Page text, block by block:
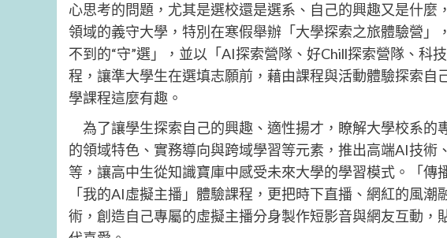
心思考的問題，尤其是選校還是選系、自己的興趣又是什麼
領域的義守大學，特別在寒假舉辦「大學探索之旅體驗營」
不到的“守”選」，並以「AI探索營隊、好Chill探索營隊、科
程，讓準大學生在選填志願前，藉由課程與活動體驗探索自
學課程這麼有趣。
為了讓學生探索自己的興趣、適性揚才，瞭解大學校系的
的領域特色、實務導向與跨域學習等元素，推出高端AI技術
等，讓高中生從知識寶庫中感受未來大學的學習模式。「傳
「我的AI虛擬主播」體驗課程，更把時下直播、網紅的風
術，創造自己專屬的虛擬主播分身製作短影音與網友互動，